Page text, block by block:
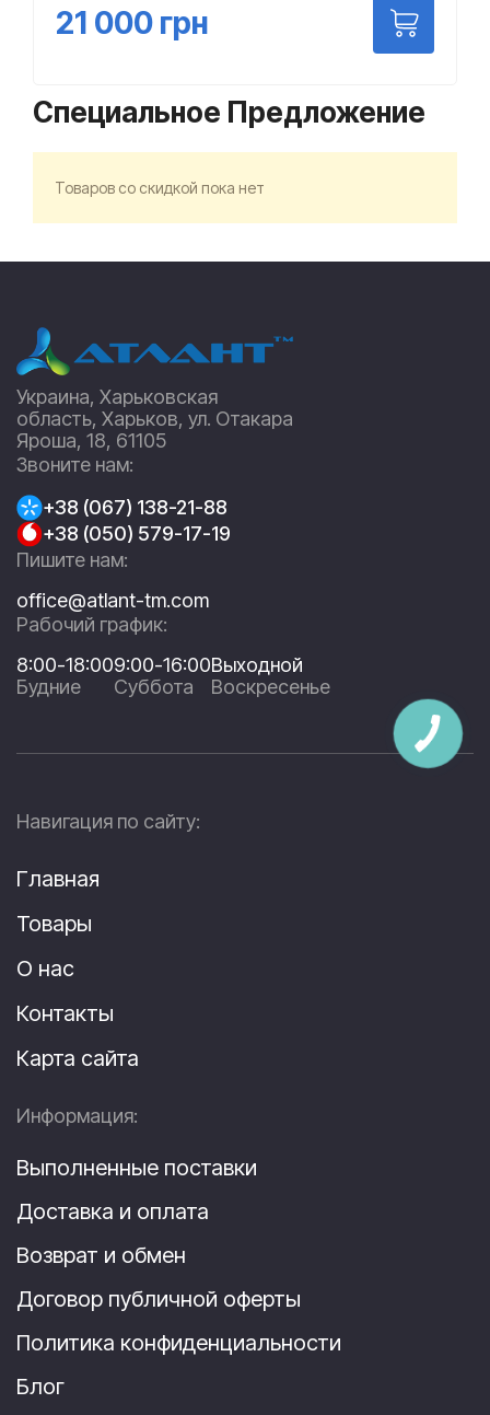
21 000 грн
Специальное Предложение
Товаров со скидкой пока нет
Украина, Харьковская
область, Харьков, ул. Отакара
Яроша, 18, 61105
Звоните нам:
+38 (067) 138-21-88
+38 (050) 579-17-19
Пишите нам:
office@atlant-tm.com
Рабочий график:
8:00-18:00
Будние
9:00-16:00
Суббота
Выходной
Воскресенье
Навигация по сайту:
Главная
Товары
О нас
Контакты
Карта сайта
Информация:
Выполненные поставки
Доставка и оплата
Возврат и обмен
Договор публичной оферты
Политика конфиденциальности
Блог